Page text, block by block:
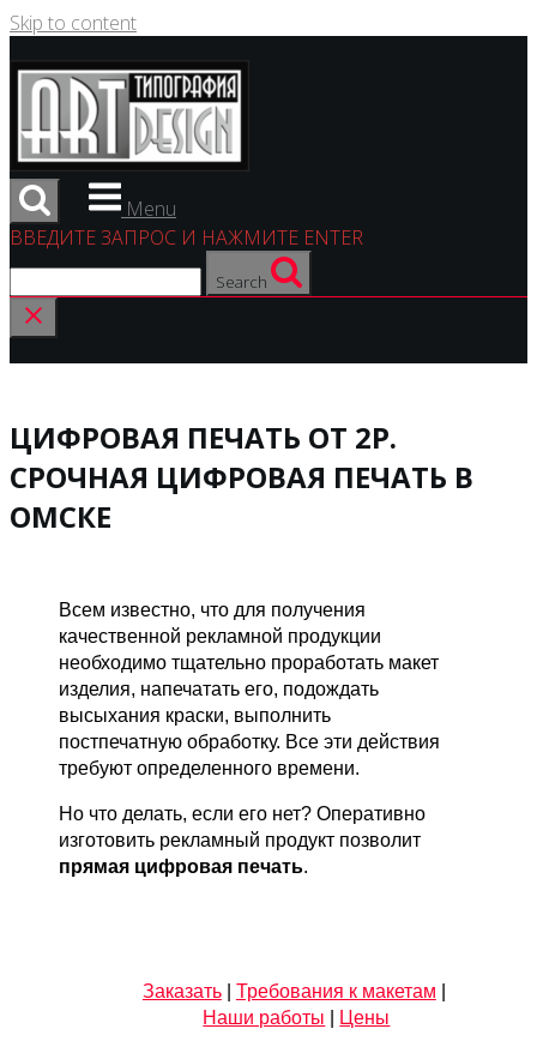
Skip to content
Menu
ВВЕДИТЕ ЗАПРОС И НАЖМИТЕ ENTER
Search
ЦИФРОВАЯ ПЕЧАТЬ ОТ 2Р.
СРОЧНАЯ ЦИФРОВАЯ ПЕЧАТЬ В
ОМСКЕ
Всем известно, что для получения
качественной рекламной продукции
необходимо тщательно проработать макет
изделия, напечатать его, подождать
высыхания краски, выполнить
постпечатную обработку. Все эти действия
требуют определенного времени.
Но что делать, если его нет? Оперативно
изготовить рекламный продукт позволит
прямая цифровая печать.
Заказать| Требования к макетам
Наши работы
Цены